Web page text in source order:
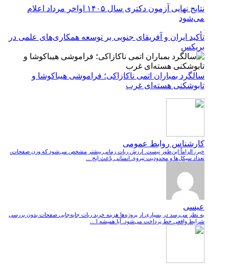
نتایج نهایی آزمون دکتری سال ۱۴۰۵ اواخر مرداد اعلام
می‌شود
تأکید ایران و آفریقای جنوبی بر توسعه همکاری‌های علمی در
بریکس
سالگرد بمباران اتمی ناکازاکی؛ فراموشی هیباکوشا و
تابوشکنی هسته‌ای غرب
کارشناس روابط عمومی
خیر، الزاماً این‌طور نیست. ارزش ربات زمانی بیشتر مشخص می‌شود که وزن صفحات،
تعداد سیکل‌ها و محدودیت نیروی انسانی باعث ایج ...
عیسی
به نظر می‌رسد در بسیاری از پروژه‌ها هزینه خرید ربات جابه‌جایی صفحات بدون بررسی
شرایط واقعی خط پرداخت می‌شود. آیا همیشه ا ...